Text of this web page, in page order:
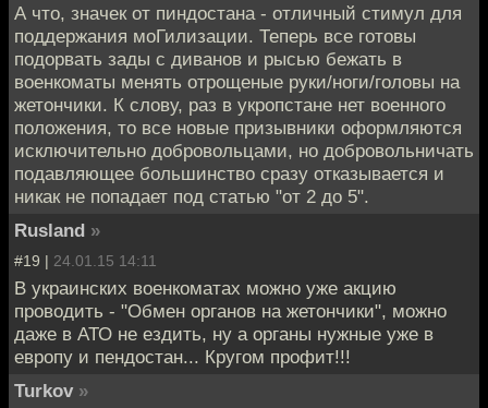
А что, значек от пиндостана - отличный стимул для
поддержания моГилизации. Теперь все готовы
подорвать зады с диванов и рысью бежать в
военкоматы менять отрощеные руки/ноги/головы на
жетончики. К слову, раз в укропстане нет военного
положения, то все новые призывники оформляются
исключительно добровольцами, но добровольничать
подавляющее большинство сразу отказывается и
никак не попадает под статью "от 2 до 5".
Rusland »
#19 | 24.01.15 14:11
В украинских военкоматах можно уже акцию
проводить - "Обмен органов на жетончики", можно
даже в АТО не ездить, ну а органы нужные уже в
европу и пендостан... Кругом профит!!!
Turkov »